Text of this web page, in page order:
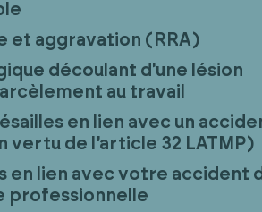
et aggravation (RRA)
découlant d'une lésion
au travail
en lien avec un
vertu de l’article 32 LATMP)
en lien avec votre accident
professionnelle